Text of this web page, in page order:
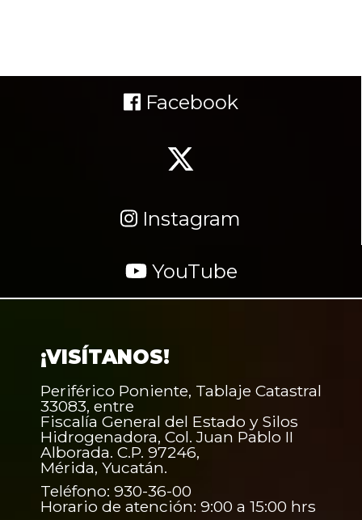
Facebook
Instagram
YouTube
¡VISÍTANOS!
Periférico Poniente, Tablaje Catastral
33083, entre
Fiscalía General del Estado y Silos
Hidrogenadora, Col. Juan Pablo II
Alborada. C.P. 97246,
Mérida, Yucatán.
Teléfono: 930-36-00
Horario de atención: 9:00 a 15:00 hrs